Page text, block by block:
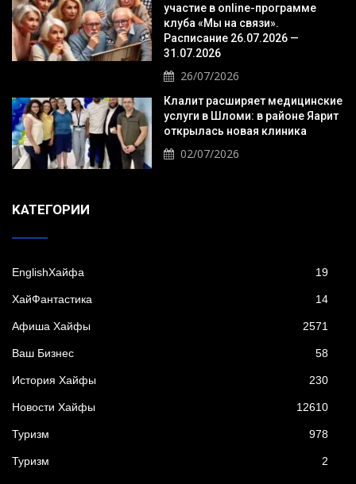
участие в online-программе
клуба «Мы на связи».
Расписание 26.07.2026 —
31.07.2026
26/07/2026
Клалит расширяет медицинские
услуги в Шломи: в районе Яарит
открылась новая клиника
02/07/2026
KАТЕГОРИИ
EnglishХайфа 19
XайФантастика 14
Афиша Хайфы 2571
Ваш Бизнес 58
История Хайфы 230
Новости Хайфы 12610
Туризм 978
Туризм 2